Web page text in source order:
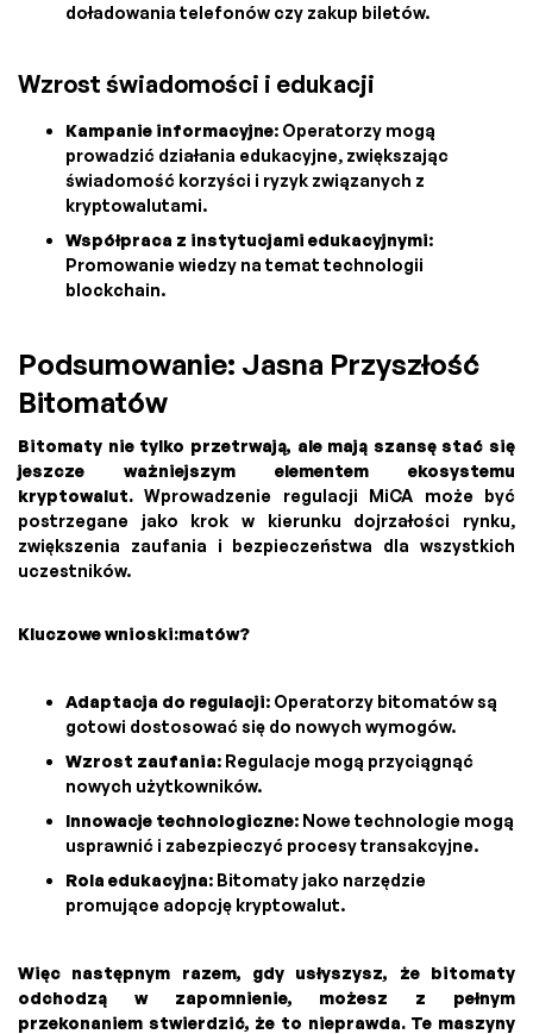
doładowania telefonów czy zakup biletów.
Wzrost świadomości i edukacji
Kampanie informacyjne: Operatorzy mogą
prowadzić działania edukacyjne, zwiększając
świadomość korzyści i ryzyk związanych z
kryptowalutami.
Współpraca z instytucjami edukacyjnymi:
Promowanie wiedzy na temat technologii
blockchain.
Podsumowanie: Jasna Przyszłość
Bitomatów
Bitomaty nie tylko przetrwają, ale mają szansę stać się
jeszcze ważniejszym elementem ekosystemu
kryptowalut. Wprowadzenie regulacji MiCA może być
postrzegane jako krok w kierunku dojrzałości rynku,
zwiększenia zaufania i bezpieczeństwa dla wszystkich
uczestników.
Kluczowe wnioski:matów?
Adaptacja do regulacji: Operatorzy bitomatów są
gotowi dostosować się do nowych wymogów.
Wzrost zaufania: Regulacje mogą przyciągnąć
nowych użytkowników.
Innowacje technologiczne: Nowe technologie mogą
usprawnić i zabezpieczyć procesy transakcyjne.
Rola edukacyjna: Bitomaty jako narzędzie
promujące adopcję kryptowalut.
Więc następnym razem, gdy usłyszysz, że bitomaty
odchodzą w zapomnienie, możesz z pełnym
przekonaniem stwierdzić, że to nieprawda. Te maszyny